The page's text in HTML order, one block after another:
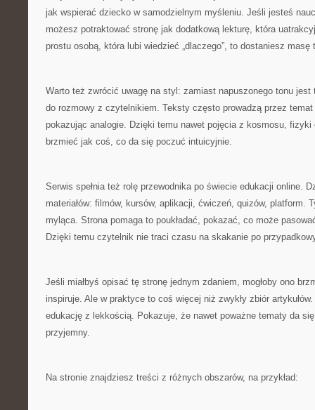
jak wspierać dziecko w samodzielnym myśleniu. Jeśli jesteś
możesz potraktować stronę jak dodatkową lekturę, która
prostu osobą, która lubi wiedzieć „dlaczego”, to dostaniesz masę
Warto też zwrócić uwagę na styl: zamiast napuszonego tonu jest
do rozmowy z czytelnikiem. Teksty często prowadzą przez
pokazując analogie. Dzięki temu nawet pojęcia z kosmosu,
brzmieć jak coś, co da się poczuć intuicyjnie.
Serwis spełnia też rolę przewodnika po świecie edukacji online.
materiałów: filmów, kursów, aplikacji, ćwiczeń, quizów, platform.
myląca. Strona pomaga to poukładać, pokazać, co może
Dzięki temu czytelnik nie traci czasu na skakanie po
Jeśli miałbyś opisać tę stronę jednym zdaniem, mogłoby ono
inspiruje. Ale w praktyce to coś więcej niż zwykły zbiór
edukację z lekkością. Pokazuje, że nawet poważne tematy da
przyjemny.
Na stronie znajdziesz treści z różnych obszarów, na przykład: